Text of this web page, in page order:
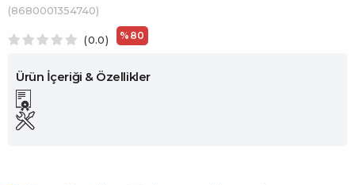
(8680001354740)
0.0 % 80